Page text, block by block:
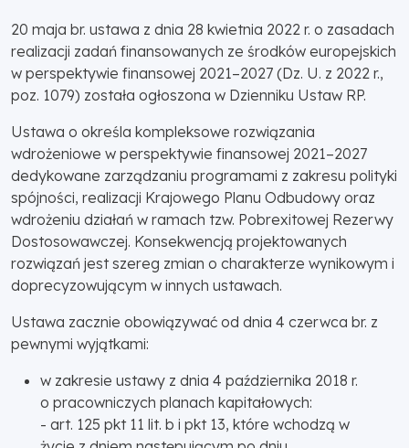
20 maja br. ustawa z dnia 28 kwietnia 2022 r. o zasadach
realizacji zadań finansowanych ze środków europejskich
w perspektywie finansowej 2021–2027 (Dz. U. z 2022 r.,
poz. 1079) została ogłoszona w Dzienniku Ustaw RP.
Ustawa o określa kompleksowe rozwiązania
wdrożeniowe w perspektywie finansowej 2021–2027
dedykowane zarządzaniu programami z zakresu polityki
spójności, realizacji Krajowego Planu Odbudowy oraz
wdrożeniu działań w ramach tzw. Pobrexitowej Rezerwy
Dostosowawczej. Konsekwencją projektowanych
rozwiązań jest szereg zmian o charakterze wynikowym i
doprecyzowującym w innych ustawach.
Ustawa zacznie obowiązywać od dnia 4 czerwca br. z
pewnymi wyjątkami:
w zakresie ustawy z dnia 4 października 2018 r.
o pracowniczych planach kapitałowych:
- art. 125 pkt 11 lit. b i pkt 13, które wchodzą w